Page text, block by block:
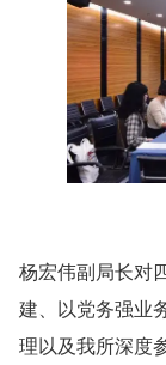
杨宏伟副局长对
建、以党务强业
理以及我所深度